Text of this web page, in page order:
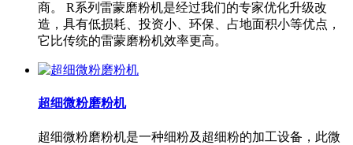
商。 R系列雷蒙磨粉机是经过我们的专家优化升级改
造，具有低损耗、投资小、环保、占地面积小等优点，
它比传统的雷蒙磨粉机效率更高。
超细微粉磨粉机
超细微粉磨粉机是一种细粉及超细粉的加工设备，此微